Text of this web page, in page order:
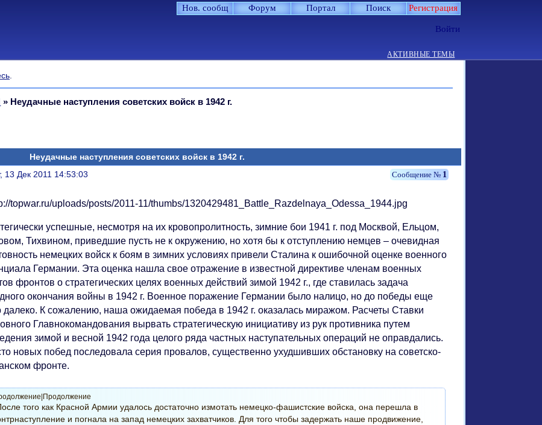
Нов. сообщ Форум Портал Поиск Регистрация
Войти
АКТИВНЫЕ ТЕМЫ
.
» Неудачные наступления советских войск в 1942 г.
Неудачные наступления советских войск в 1942 г.
1
13 Дек 2011 14:53:03
успешные, несмотря на их кровопролитность, зимние бои 1941 г. под Москвой, Ельцом,
Тихвином, приведшие пусть не к окружению, но хотя бы к отступлению немцев – очевидная
немецких войск к боям в зимних условиях привели Сталина к ошибочной оценке военного
Германии. Эта оценка нашла свое отражение в известной директиве членам военных
фронтов о стратегических целях военных действий зимой 1942 г., где ставилась задача
окончания войны в 1942 г. Военное поражение Германии было налицо, но до победы еще
далеко. К сожалению, наша ожидаемая победа в 1942 г. оказалась миражом. Расчеты Ставки
Главнокомандования вырвать стратегическую инициативу из рук противника путем
зимой и весной 1942 года целого ряда частных наступательных операций не оправдались.
новых побед последовала серия провалов, существенно ухудшивших обстановку на советско-
фронте.
того как Красной Армии удалось достаточно измотать немецко-фашистские войска, она перешла в
и погнала на запад немецких захватчиков. Для того чтобы задержать наше продвижение,